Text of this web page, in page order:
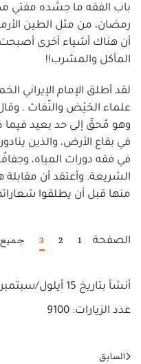
باب الفقه ما جسَّده مفتي
رمضان، من مثل الطين
أن هناك أشياء أخرى
المأكل والمشرب!!
لقد أطلق الإمام الإيراني
علماء الحَيْض والنّفاث .
وهو مُحقّ إلى حد بعيد فيما
في بقاع الأرض، والذين
في فقه دورات المياه،
الشريعة. وأعتقد أن
منها قبل أن يطلقوا
الصفحة 1
2
3
أنشأ بتاريخ 15 أيلول/سبتمبر 2009
عدد الزيارات: 9100
السابق